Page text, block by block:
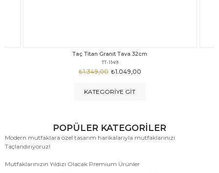
Taç Titan Granit Tava 30cm
TT-1148
₺999,00
₺1.875,00
KATEGORIYE GIT
POPÜLER KATEGORİLER
Modern mutfaklara özel tasarım harikalarıyla mutfaklarınızı
Taçlandırıyoruz!
Mutfaklarınızın Yıldızı Olacak Premium Ürünler